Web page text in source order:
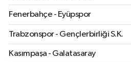
Fenerbahçe - Eyüpspor
Trabzonspor - Gençlerbirliği S.K.
Kasımpaşa - Galatasaray